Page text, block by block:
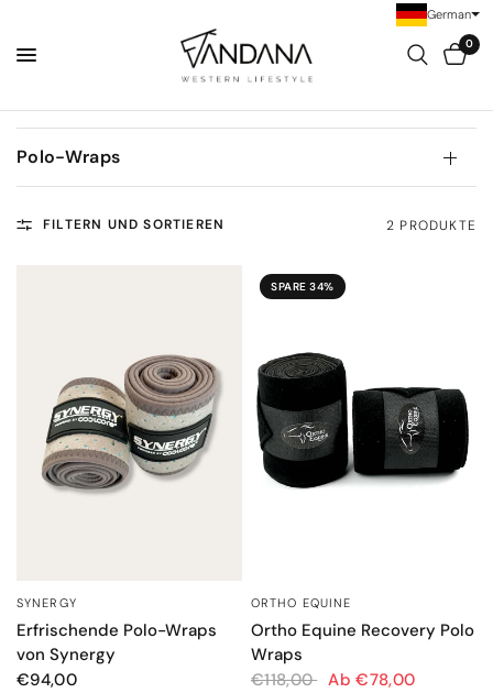
0
Polo-Wraps
FILTERN UND SORTIEREN 2 PRODUKTE
SYNERGY
Erfrischende Polo-Wraps
von Synergy
€94,00
SPARE 34%
SCHNELLANSICHT
ORTHO EQUINE
Ortho Equine Recovery Polo
Wraps
€118,00 Ab €78,00
German